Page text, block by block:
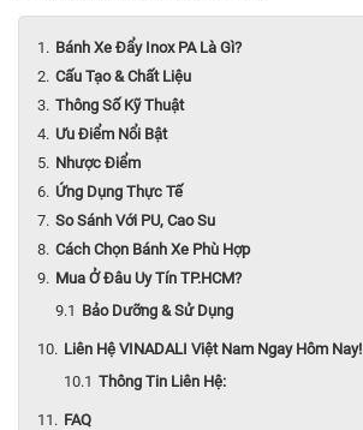
Bánh Xe Đẩy Inox PA Là Gì?
Cấu Tạo & Chất Liệu
Thông Số Kỹ Thuật
Ưu Điểm Nổi Bật
Nhược Điểm
Ứng Dụng Thực Tế
So Sánh Với PU, Cao Su
Cách Chọn Bánh Xe Phù Hợp
Mua Ở Đâu Uy Tín TP.HCM?
Bảo Dưỡng & Sử Dụng
Liên Hệ VINADALI Việt Nam Ngay Hôm Nay!
Thông Tin Liên Hệ:
FAQ